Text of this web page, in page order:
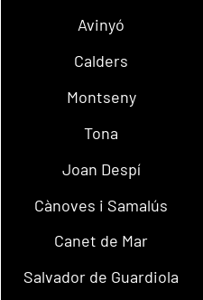
Avinyó
Calders
Montseny
Tona
Joan Despí
Cànoves i Samalús
Canet de Mar
Salvador de Guardiola